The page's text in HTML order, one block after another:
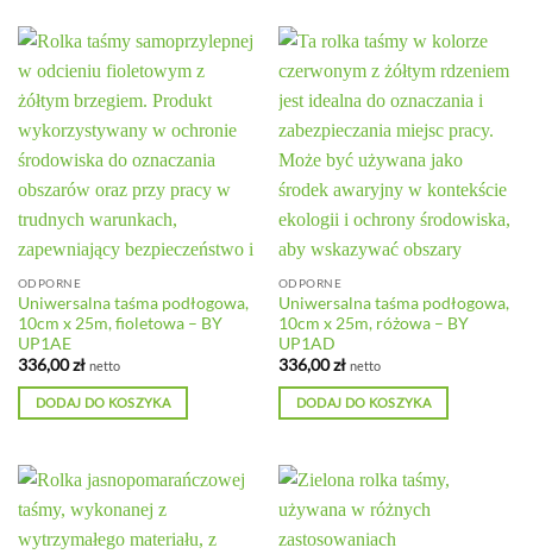
ODPORNE
Uniwersalna taśma podłogowa,
10cm x 25m, fioletowa – BY
UP1AE
336,00zł netto
DODAJ DO KOSZYKA
ODPORNE
Uniwersalna taśma podłogowa,
10cm x 25m, różowa – BY
UP1AD
336,00zł netto
DODAJ DO KOSZYKA